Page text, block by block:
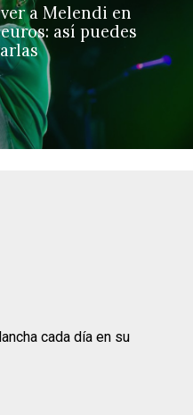
a Melendi en
así puedes
cada día en su